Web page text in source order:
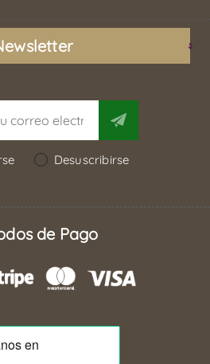
Desuscribirse
de Pago